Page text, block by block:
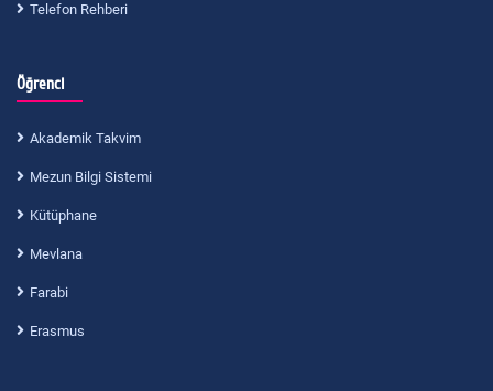
Telefon Rehberi
Öğrenci
Akademik Takvim
Mezun Bilgi Sistemi
Kütüphane
Mevlana
Farabi
Erasmus